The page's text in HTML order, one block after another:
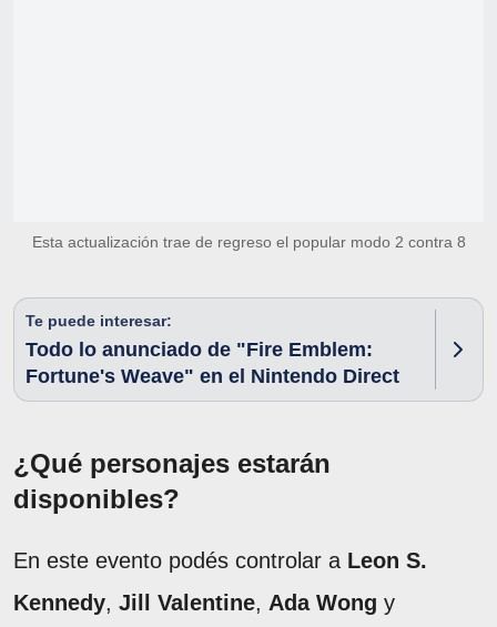
Esta actualización trae de regreso el popular modo 2 contra 8
Te puede interesar:
Todo lo anunciado de "Fire Emblem:
Fortune's Weave" en el Nintendo Direct
¿Qué personajes estarán
disponibles?
En este evento podés controlar a Leon S.
Kennedy, Jill Valentine, Ada Wong y